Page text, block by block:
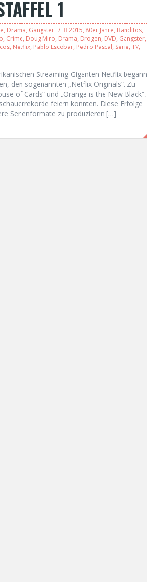
1
, Drama, Gangster 2015, 80er Jahre, Banditos,
, Crime, Doug Miro, Drama, Drogen, DVD, Gangster,
, Netflix, Pablo Escobar, Pedro Pascal, Serie, TV,
Streaming-Giganten Netflix begann
den sogenannten „Netflix Originals“. Zu
of Cards“ und „Orange is the New Black“,
feiern konnten. Diese Erfolge
Serienformate zu produzieren […]